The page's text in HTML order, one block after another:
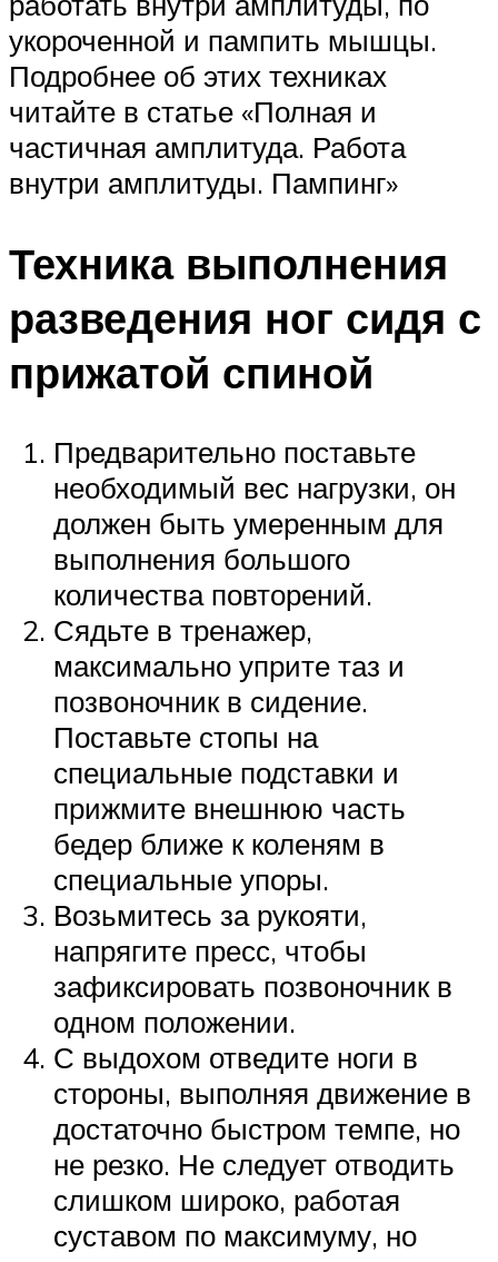
укороченной и пампить мышцы.
Подробнее об этих техниках
читайте в статье «Полная и
частичная амплитуда. Работа
внутри амплитуды. Пампинг»
Техника выполнения
разведения ног сидя с
прижатой спиной
Предварительно поставьте
необходимый вес нагрузки, он
должен быть умеренным для
выполнения большого
количества повторений.
Сядьте в тренажер,
максимально уприте таз и
позвоночник в сидение.
Поставьте стопы на
специальные подставки и
прижмите внешнюю часть
бедер ближе к коленям в
специальные упоры.
Возьмитесь за рукояти,
напрягите пресс, чтобы
зафиксировать позвоночник в
одном положении.
С выдохом отведите ноги в
стороны, выполняя движение в
достаточно быстром темпе, но
не резко. Не следует отводить
слишком широко, работая
суставом по максимуму, но